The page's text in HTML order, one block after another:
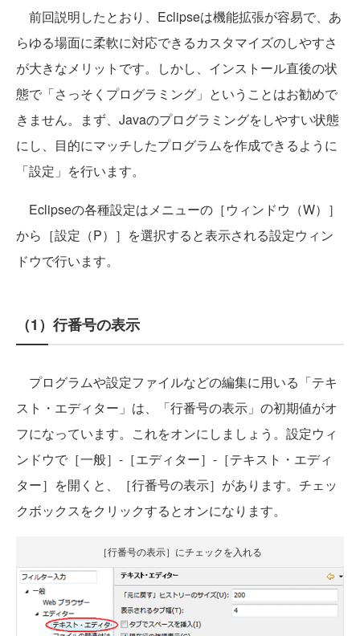
前回説明したとおり、Eclipseは機能拡張が容易で、あ
らゆる場面に柔軟に対応できるカスタマイズのしやすさ
が大きなメリットです。しかし、インストール直後の状
態で「さっそくプログラミング」ということはお勧めで
きません。まず、Javaのプログラミングをしやすい状態
にし、目的にマッチしたプログラムを作成できるように
「設定」を行います。
Eclipseの各種設定はメニューの［ウィンドウ（W）］
から［設定（P）］を選択すると表示される設定ウィン
ドウで行います。
（1）行番号の表示
プログラムや設定ファイルなどの編集に用いる「テキ
スト・エディター」は、「行番号の表示」の初期値がオ
フになっています。これをオンにしましょう。設定ウィ
ンドウで［一般］-［エディター］-［テキスト・エディ
ター］を開くと、［行番号の表示］があります。チェッ
クボックスをクリックするとオンになります。
［行番号の表示］にチェックを入れる